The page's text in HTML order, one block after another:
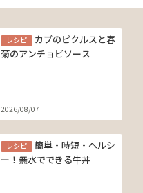
レシピ
カブのピクルスと春
菊のアンチョビソース
2026/08/07
レシピ
簡単・時短・ヘルシ
ー！無水でできる牛丼